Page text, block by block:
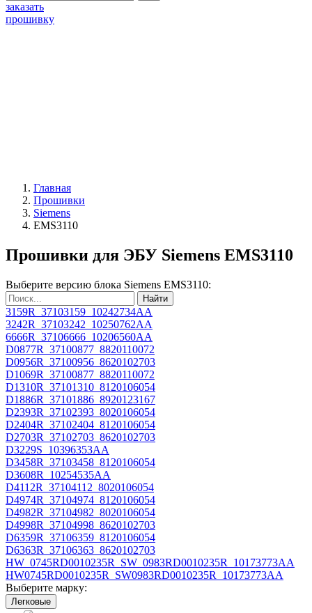
заказать
прошивку
Главная
Прошивки
Siemens
EMS3110
Прошивки для ЭБУ Siemens EMS3110
Выберите версию блока Siemens EMS3110:
Найти
3159R_37103159_10242734AA
3242R_37103242_10250762AA
6666R_37106666_10206560AA
D0877R_37100877_8820110072
D0956R_37100956_8620102703
D1069R_37100877_8820110072
D1310R_37101310_8120106054
D1886R_37101886_8920123167
D2393R_37102393_8020106054
D2404R_37102404_8120106054
D2703R_37102703_8620102703
D3229S_10396353AA
D3458R_37103458_8120106054
D3608R_10254535AA
D4112R_37104112_8020106054
D4974R_37104974_8120106054
D4982R_37104982_8020106054
D4998R_37104998_8620102703
D6359R_37106359_8120106054
D6363R_37106363_8620102703
HW_0745RD0010235R_SW_0983RD0010235R_10173773AA
HW0745RD0010235R_SW0983RD0010235R_10173773AA
Выберите марку:
Легковые